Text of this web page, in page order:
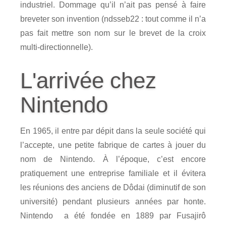
industriel. Dommage qu’il n’ait pas pensé à faire
breveter son invention (ndsseb22 : tout comme il n’a
pas fait mettre son nom sur le brevet de la croix
multi-directionnelle).
L'arrivée chez
Nintendo
En 1965, il entre par dépit dans la seule société qui
l’accepte, une petite fabrique de cartes à jouer du
nom de Nintendo. À l’époque, c’est encore
pratiquement une entreprise familiale et il évitera
les réunions des anciens de Dôdai (diminutif de son
université) pendant plusieurs années par honte.
Nintendo a été fondée en 1889 par Fusajirô